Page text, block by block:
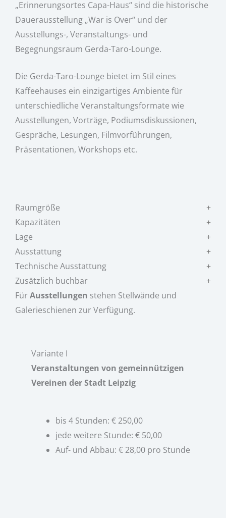
„Erinnerungsortes Capa-Haus“ sind die historische
Dauerausstellung „War is Over“ und der
Ausstellungs-, Veranstaltungs- und
Begegnungsraum Gerda-Taro-Lounge.
Die Gerda-Taro-Lounge bietet im Stil eines
Kaffeehauses ein einzigartiges Ambiente für
unterschiedliche Veranstaltungsformate wie
Ausstellungen, Vorträge, Podiumsdiskussionen,
Gespräche, Lesungen, Filmvorführungen,
Präsentationen, Workshops etc.
Raumgröße
Kapazitäten
Lage
Ausstattung
Technische Ausstattung
Zusätzlich buchbar
FürAusstellungen stehen Stellwände und
Galerieschienen zur Verfügung.
Variante I
Veranstaltungen von gemeinnützigen
Vereinen der Stadt Leipzig
bis 4 Stunden: € 250,00
jede weitere Stunde: € 50,00
Auf- und Abbau: € 28,00 pro Stunde